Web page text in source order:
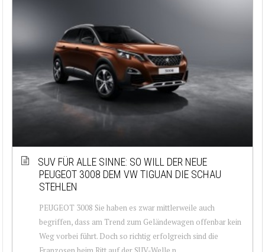
SUV FÜR ALLE SINNE: SO WILL DER NEUE
PEUGEOT 3008 DEM VW TIGUAN DIE SCHAU
STEHLEN
PEUGEOT 3008 Sie haben es zwar mittlerweile auch
begriffen, dass am Trend zum Geländewagen offenbar kein
Weg vorbei führt. Doch so richtig erfolgreich sind die